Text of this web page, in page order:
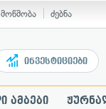
ძებნა
ინვესტიციები
ამბები